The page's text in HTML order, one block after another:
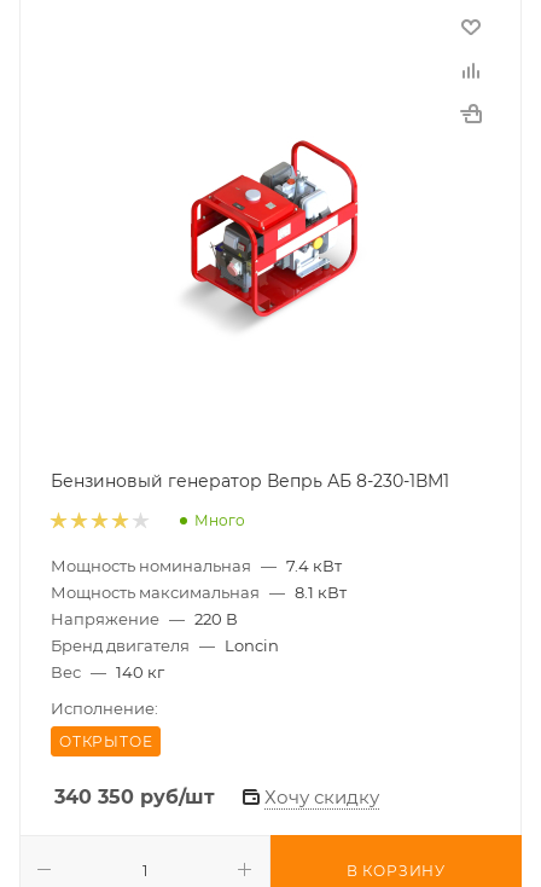
Бензиновый генератор Вепрь АБ 8-230-1ВМ1
Много
Мощность номинальная — 7.4 кВт
Мощность максимальная — 8.1 кВт
Напряжение — 220 В
Бренд двигателя — Loncin
Вес — 140 кг
Исполнение:
ОТКРЫТОЕ
340 350 руб/шт Хочу скидку
В КОРЗИНУ